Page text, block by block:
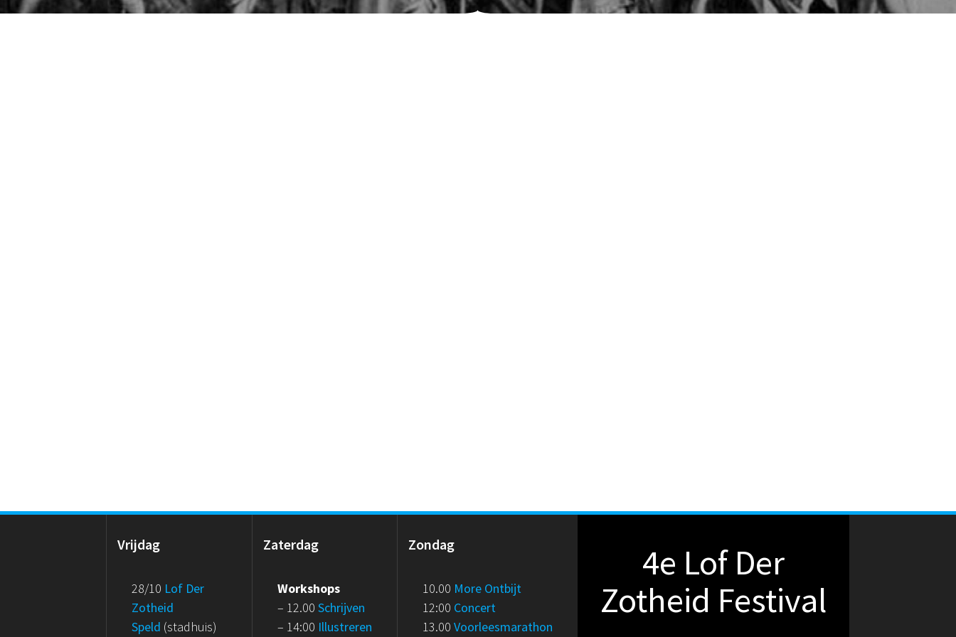
Vrijdag
28/10 Lof Der
Zotheid
Speld (stadhuis)
Zaterdag
Workshops
– 12.00Schrijven
– 14:00 Illustreren
Zondag
10.00 More Ontbijt
12:00 Concert
13.00Voorleesmarathon
4e Lof Der
Zotheid Festival